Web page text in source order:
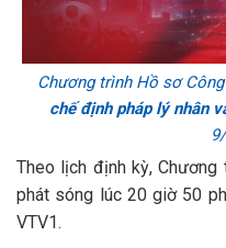
Chương trình Hồ sơ
chế định pháp lý nhân
Theo lịch định kỳ, Chương
phát sóng lúc 20 giờ 50
VTV1.